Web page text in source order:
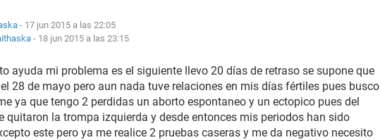
- 17 jun 2015 a las 22:05
- 18 jun 2015 a las 23:15
ayuda mi problema es el siguiente llevo 20 días de retraso se supone que
28 de mayo pero aun nada tuve relaciones en mis días fértiles pues busco
ya que tengo 2 perdidas un aborto espontaneo y un ectopico pues del
quitaron la trompa izquierda y desde entonces mis periodos han sido
este pero ya me realice 2 pruebas caseras y me da negativo necesito